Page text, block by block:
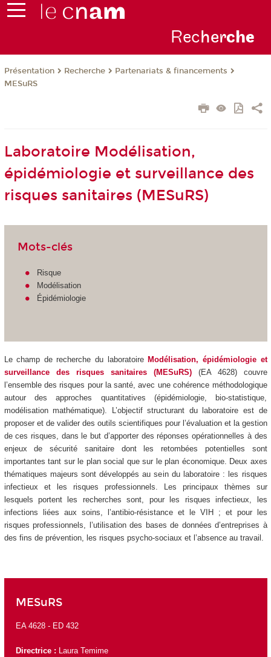
Recherche
Présentation Recherche
Partenariats & financements
MESuRS
Laboratoire Modélisation,
épidémiologie et surveillance des
risques sanitaires (MESuRS)
Mots-clés
Risque
Modélisation
Épidémiologie
Le champ de recherche du laboratoire Modélisation, épidémiologie et
surveillance des risques sanitaires (MESuRS)
(EA 4628) couvre
l’ensemble des risques pour la santé, avec une cohérence méthodologique
autour des approches quantitatives (épidémiologie, bio-statistique,
modélisation mathématique). L’objectif structurant du laboratoire est de
proposer et de valider des outils scientifiques pour l’évaluation et la gestion
de ces risques, dans le but d’apporter des réponses opérationnelles à des
enjeux de sécurité sanitaire dont les retombées potentielles sont
importantes tant sur le plan social que sur le plan économique. Deux axes
thématiques majeurs sont développés au sein du laboratoire : les risques
infectieux et les risques professionnels. Les principaux thèmes sur
lesquels portent les recherches sont, pour les risques infectieux, les
infections liées aux soins, l’antibio-résistance et le VIH ; et pour les
risques professionnels, l’utilisation des bases de données d’entreprises à
des fins de prévention, les risques psycho-sociaux et l’absence au travail.
MESuRS
EA 4628 - ED 432
Directrice: Laura Temime